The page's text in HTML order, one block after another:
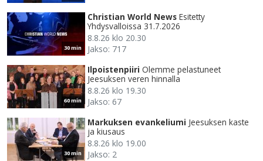
30 min
Christian World News Esitetty
Yhdysvalloissa 31.7.2026
8.8.26 klo 20.30
Jakso: 717
60 min
Ilpoistenpiiri Olemme pelastuneet
Jeesuksen veren hinnalla
8.8.26 klo 19.30
Jakso: 67
30 min
Markuksen evankeliumi Jeesuksen kaste
ja kiusaus
8.8.26 klo 19.00
Jakso: 2